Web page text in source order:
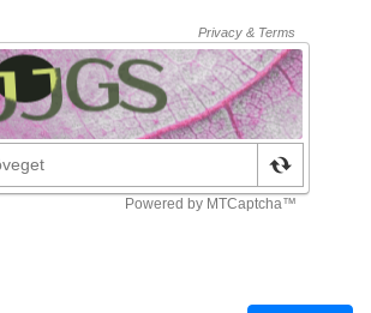
tájékoztatója az alábbi oldalon érhető